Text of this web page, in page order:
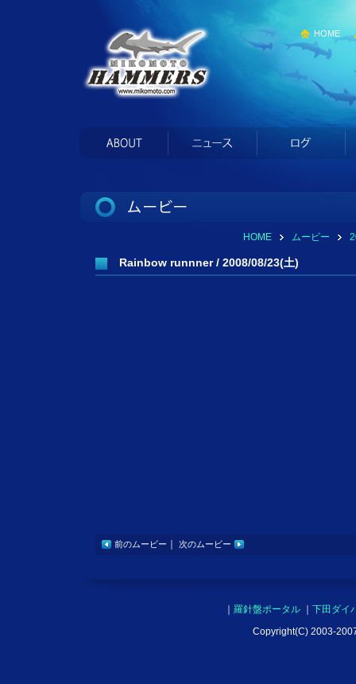
HOME
HOME ムービー
Rainbow runnner / 2008/08/23(土)
前のムービー 次のムービー
羅針盤ポータル
下田ダイ
Copyright(C) 2003-